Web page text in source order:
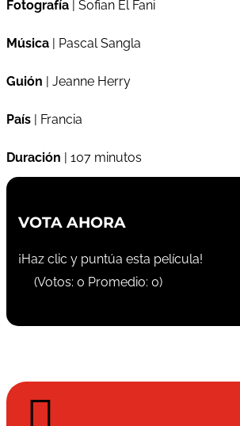
Fotografía | Sofian El Fani
Música | Pascal Sangla
Guión | Jeanne Herry
País | Francia
Duración | 107 minutos
VOTA AHORA
¡Haz clic y puntúa esta película!
(Votos: 0 Promedio: 0)